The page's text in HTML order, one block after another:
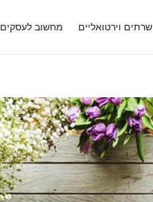
שרתים וירטואליים מחשוב לעסקים